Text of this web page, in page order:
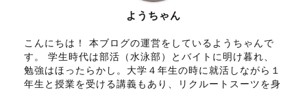
ようちゃん
こんにちは！ 本ブログの運営をしているようちゃんで
す。 学生時代は部活（水泳部）とバイトに明け暮れ、
勉強はほったらかし。大学４年生の時に就活しながら１
年生と授業を受ける講義もあり、リクルートスーツを身